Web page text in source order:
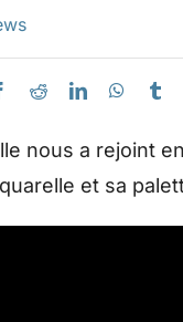
nous a rejoint
et sa